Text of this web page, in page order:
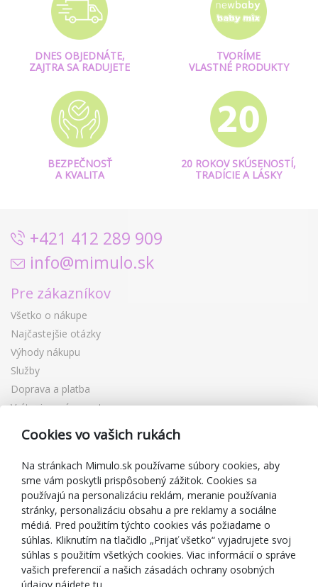
DNES OBJEDNÁTE,
ZAJTRA SA RADUJETE
TVORÍME
VLASTNÉ PRODUKTY
BEZPEČNOSŤ
A KVALITA
20 ROKOV SKÚSENOSTÍ,
TRADÍCIE A LÁSKY
+421 412 289 909
info@mimulo.sk
Pre zákazníkov
Všetko o nákupe
Najčastejšie otázky
Výhody nákupu
Služby
Doprava a platba
Vrátenie a výmena tovaru
Reklamácia
Darčekové poukážky
Zľavové kupóny
Blog
O predajcovi
Mimulo.sk
Obchodné podmienky
Ochrana osobných údajov GDPR
Cookies vo vašich rukách
Na stránkach Mimulo.sk používame súbory cookies, aby
sme vám poskytli prispôsobený zážitok. Cookies sa
používajú na personalizáciu reklám, meranie používania
stránky, personalizáciu obsahu a pre reklamy a sociálne
médiá. Pred použitím týchto cookies vás požiadame o
súhlas. Kliknutím na tlačidlo „Prijať všetko“ vyjadrujete svoj
súhlas s použitím všetkých cookies. Viac informácií o správe
vašich preferencií a našich zásadách ochrany osobných
údajov nájdete tu.